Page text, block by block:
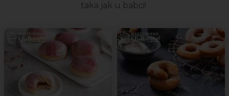
taka jak u babci!